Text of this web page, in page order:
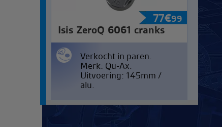
77€99
Isis ZeroQ 6061 cranks
Verkocht in paren.
Merk: Qu-Ax.
Uitvoering: 145mm /
alu.